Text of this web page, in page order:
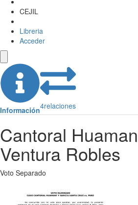
CEJIL
Libreria
Acceder
Información4relaciones
Cantoral
Ventura Robles
Voto Separado